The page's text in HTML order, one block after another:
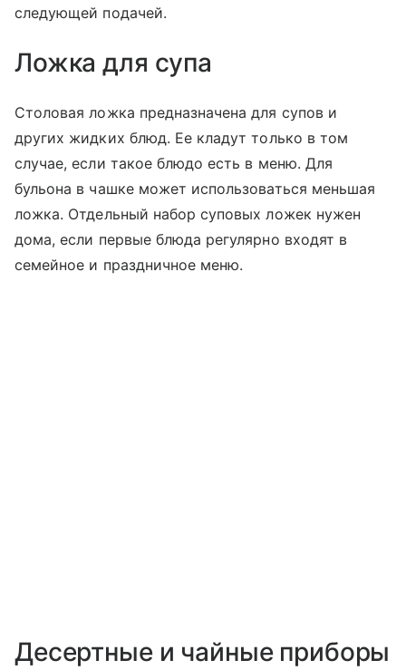
следующей подачей.
Ложка для супа
Столовая ложка предназначена для супов и
других жидких блюд. Ее кладут только в том
случае, если такое блюдо есть в меню. Для
бульона в чашке может использоваться меньшая
ложка. Отдельный набор суповых ложек нужен
дома, если первые блюда регулярно входят в
семейное и праздничное меню.
Десертные и чайные приборы